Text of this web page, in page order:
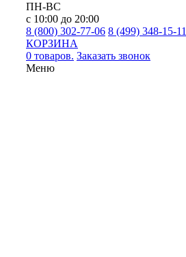
ПН-ВС
с 10:00 до 20:00
8 (800) 302-77-06 8 (499) 348-15-11
КОРЗИНА
0 товаров. Заказать звонок
Меню